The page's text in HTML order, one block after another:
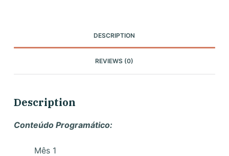
DESCRIPTION
REVIEWS (0)
Description
Conteúdo Programático:
Mês 1